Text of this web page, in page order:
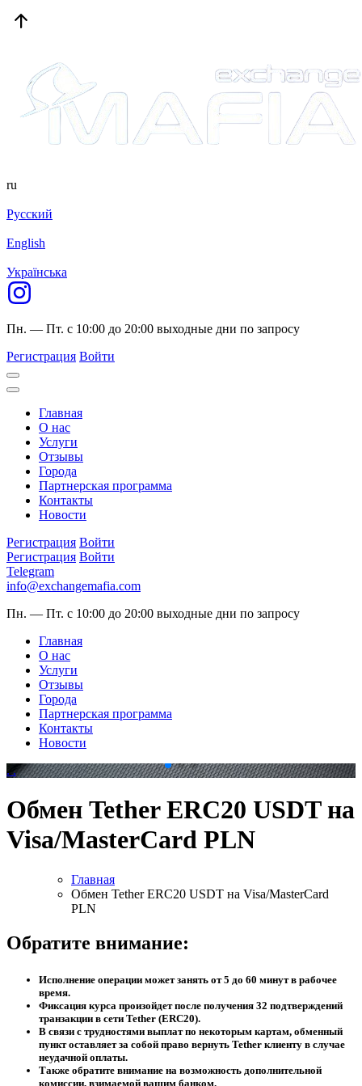
ru
Русский
English
Українська
Пн. — Пт. с 10:00 до 20:00 выходные дни по запросу
Регистрация Войти
Главная
О нас
Услуги
Отзывы
Города
Партнерская программа
Контакты
Новости
Регистрация Войти
Регистрация Войти
Telegram
info@exchangemafia.com
Пн. — Пт. с 10:00 до 20:00 выходные дни по запросу
Главная
О нас
Услуги
Отзывы
Города
Партнерская программа
Контакты
Новости
. .
Обмен Tether ERC20 USDT на
Visa/MasterCard PLN
Главная
Обмен Tether ERC20 USDT на Visa/MasterCard
PLN
Обратите внимание:
Исполнение операции может занять от 5 до 60 минут в рабочее
время.
Фиксация курса произойдет после получения 32 подтверждений
транзакции в сети Tether (ERC20).
В связи с трудностями выплат по некоторым картам, обменный
пункт оставляет за собой право вернуть Tether клиенту в случае
неудачной оплаты.
Также обратите внимание на возможность дополнительной
комиссии, взимаемой вашим банком.